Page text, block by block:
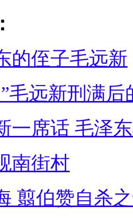
的侄子毛远新
毛远新刑满后
一席话 毛泽
南街村
翦伯赞自杀